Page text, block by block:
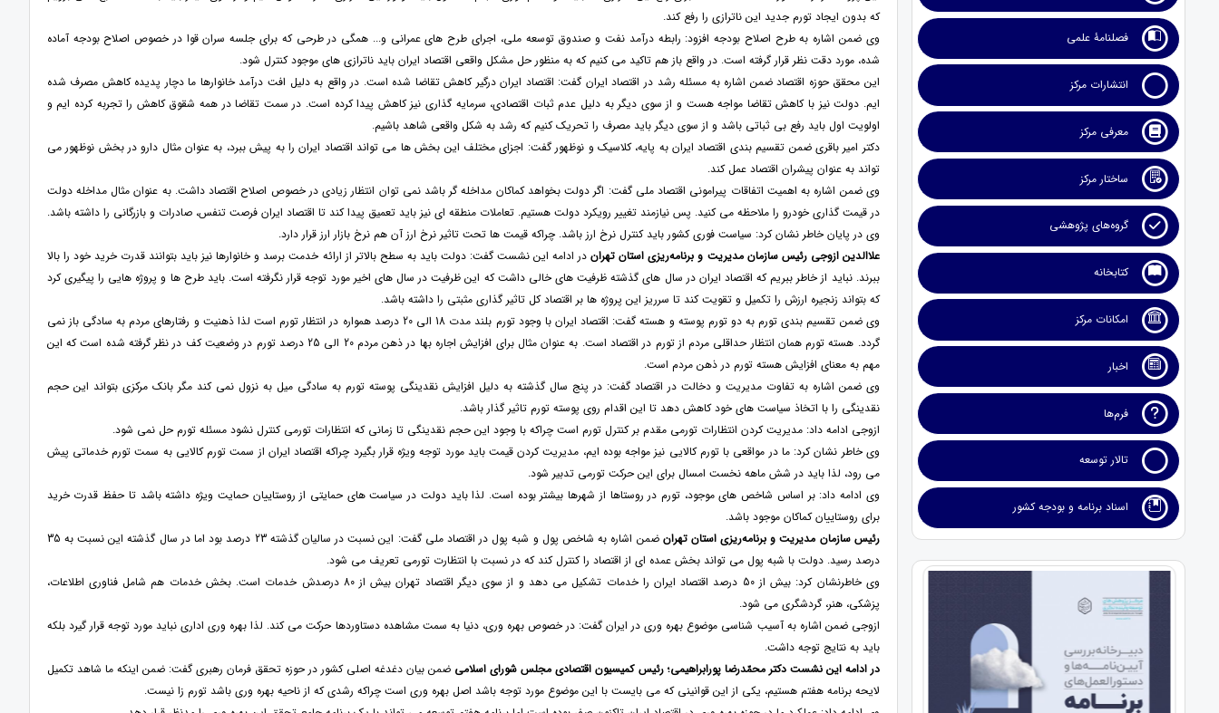
فصلنامۀ علمی
انتشارات مرکز
معرفی مرکز
ساختار مرکز
گروه‌های پژوهشی
کتابخانه
امکانات مرکز
اخبار
فرم‌ها
تالار توسعه
اسناد برنامه و بودجه کشور
که بدون ایجاد تورم جدید این ناترازی را رفع کند.
وی ضمن اشاره به طرح اصلاح بودجه افزود: رابطه درآمد نفت و صندوق توسعه ملی، اجرای طرح های عمرانی و... همگی در طرحی که برای جلسه سران قوا در خصوص اصلاح بودجه آماده
شده، مورد دقت نظر قرار گرفته است. در واقع باز هم تاکید می کنیم که به منظور حل مشکل واقعی اقتصاد ایران باید ناترازی های موجود کنترل شود.
این محقق حوزه اقتصاد ضمن اشاره به مسئله رشد در اقتصاد ایران گفت: اقتصاد ایران درگیر کاهش تقاضا شده است. در واقع به دلیل افت درآمد خانوارها ما دچار پدیده کاهش مصرف شده
ایم. دولت نیز با کاهش تقاضا مواجه هست و از سوی دیگر به دلیل عدم ثبات اقتصادی، سرمایه گذاری نیز کاهش پیدا کرده است. در سمت تقاضا در همه شقوق کاهش را تجربه کرده ایم و
اولویت اول باید رفع بی ثباتی باشد و از سوی دیگر باید مصرف را تحریک کنیم که رشد به شکل واقعی شاهد باشیم.
دکتر امیر باقری ضمن تقسیم بندی اقتصاد ایران به پایه، کلاسیک و نوظهور گفت: اجزای مختلف این بخش ها می تواند اقتصاد ایران را به پیش ببرد، به عنوان مثال دارو در بخش نوظهور می
تواند به عنوان پیشران اقتصاد عمل کند.
وی ضمن اشاره به اهمیت اتفاقات پیرامونی اقتصاد ملی گفت: اگر دولت بخواهد کماکان مداخله گر باشد نمی توان انتظار زیادی در خصوص اصلاح اقتصاد داشت. به عنوان مثال مداخله دولت
در قیمت گذاری خودرو را ملاحظه می کنید. پس نیازمند تغییر رویکرد دولت هستیم. تعاملات منطقه ای نیز باید تعمیق پیدا کند تا اقتصاد ایران فرصت تنفس، صادرات و بازرگانی را داشته باشد.
وی در پایان خاطر نشان کرد: سیاست فوری کشور باید کنترل نرخ ارز باشد. چراکه قیمت ها تحت تاثیر نرخ ارز آن هم نرخ بازار ارز قرار دارد.
علاالدین ازوجی رئیس سازمان مدیریت و برنامه‌ریزی استان تهراندر ادامه این نشست گفت: دولت باید به سطح بالاتر از ارائه خدمت برسد و خانوارها نیز باید بتوانند قدرت خرید خود را بالا
ببرند. نباید از خاطر ببریم که اقتصاد ایران در سال های گذشته ظرفیت های خالی داشت که این ظرفیت در سال های اخیر مورد توجه قرار نگرفته است. باید طرح ها و پروژه هایی را پیگیری کرد
که بتواند زنجیره ارزش را تکمیل و تقویت کند تا سرریز این پروژه ها بر اقتصاد کل تاثیر گذاری مثبتی را داشته باشد.
وی ضمن تقسیم بندی تورم به دو تورم پوسته و هسته گفت: اقتصاد ایران با وجود تورم بلند مدت 18 الی 20 درصد همواره در انتظار تورم است لذا ذهنیت و رفتارهای مردم به سادگی باز نمی
گردد. هسته تورم همان انتظار حداقلی مردم از تورم در اقتصاد است. به عنوان مثال برای افزایش اجاره بها در ذهن مردم 20 الی 25 درصد تورم در وضعیت کف در نظر گرفته شده است که این
مهم به معنای افزایش هسته تورم در ذهن مردم است.
وی ضمن اشاره به تفاوت مدیریت و دخالت در اقتصاد گفت: در پنج سال گذشته به دلیل افزایش نقدینگی پوسته تورم به سادگی میل به نزول نمی کند مگر بانک مرکزی بتواند این حجم
نقدینگی را با اتخاذ سیاست های خود کاهش دهد تا این اقدام روی پوسته تورم تاثیر گذار باشد.
ازوجی ادامه داد: مدیریت کردن انتظارات تورمی مقدم بر کنترل تورم است چراکه با وجود این حجم نقدینگی تا زمانی که انتظارات تورمی کنترل نشود مسئله تورم حل نمی شود.
وی خاطر نشان کرد: ما در مواقعی با تورم کالایی نیز مواجه بوده ایم، مدیریت کردن قیمت باید مورد توجه ویژه قرار بگیرد چراکه اقتصاد ایران از سمت تورم کالایی به سمت تورم خدماتی پیش
می رود، لذا باید در شش ماهه نخست امسال برای این حرکت تورمی تدبیر شود.
وی ادامه داد: بر اساس شاخص های موجود، تورم در روستاها از شهرها بیشتر بوده است. لذا باید دولت در سیاست های حمایتی از روستاییان حمایت ویژه داشته باشد تا حفظ قدرت خرید
برای روستاییان کماکان موجود باشد.
رئیس سازمان مدیریت و برنامه‌ریزی استان تهران
ضمن اشاره به شاخص پول و شبه پول در اقتصاد ملی گفت: این نسبت در سالیان گذشته 23 درصد بود اما در سال گذشته این نسبت به 35
درصد رسید. دولت با شبه پول می تواند بخش عمده ای از اقتصاد را کنترل کند که در نسبت با انتظارت تورمی تعریف می شود.
وی خاطرنشان کرد: بیش از 50 درصد اقتصاد ایران را خدمات تشکیل می دهد و از سوی دیگر اقتصاد تهران بیش از 80 درصدش خدمات است. بخش خدمات هم شامل فناوری اطلاعات،
پزشکی، هنر، گردشگری می شود.
ازوجی ضمن اشاره به آسیب شناسی موضوع بهره وری در ایران گفت: در خصوص بهره وری، دنیا به سمت مشاهده دستاوردها حرکت می کند. لذا بهره وری اداری نباید مورد توجه قرار گیرد بلکه
باید به نتایج توجه داشت.
در ادامه این نشست دکتر محمّدرضا پورابراهیمی؛ رئیس کمیسیون اقتصادی مجلس شورای اسلامی ضمن بیان دغدغه اصلی کشور در حوزه تحقق فرمان رهبری گفت: ضمن اینکه ما شاهد تکمیل
لایحه برنامه هفتم هستیم، یکی از این قوانینی که می بایست با این موضوع مورد توجه باشد اصل بهره وری است چراکه رشدی که از ناحیه بهره وری باشد تورم زا نیست.